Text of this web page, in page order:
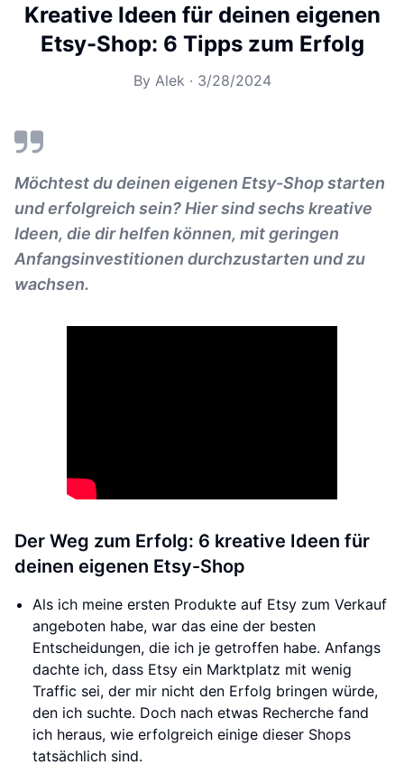
Kreative Ideen für deinen eigenen
Etsy-Shop: 6 Tipps zum Erfolg
By Alek · 3/28/2024
Möchtest du deinen eigenen Etsy-Shop starten
und erfolgreich sein? Hier sind sechs kreative
Ideen, die dir helfen können, mit geringen
Anfangsinvestitionen durchzustarten und zu
wachsen.
Der Weg zum Erfolg: 6 kreative Ideen für
deinen eigenen Etsy-Shop
Als ich meine ersten Produkte auf Etsy zum Verkauf
angeboten habe, war das eine der besten
Entscheidungen, die ich je getroffen habe. Anfangs
dachte ich, dass Etsy ein Marktplatz mit wenig
Traffic sei, der mir nicht den Erfolg bringen würde,
den ich suchte. Doch nach etwas Recherche fand
ich heraus, wie erfolgreich einige dieser Shops
tatsächlich sind.